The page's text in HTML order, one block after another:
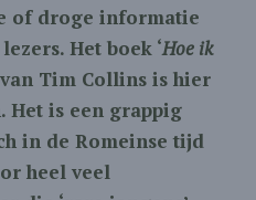
of droge informatie
Het boek ‘Hoe ik
Tim Collins is hier
Het is een grappig
in de Romeinse tijd
heel veel